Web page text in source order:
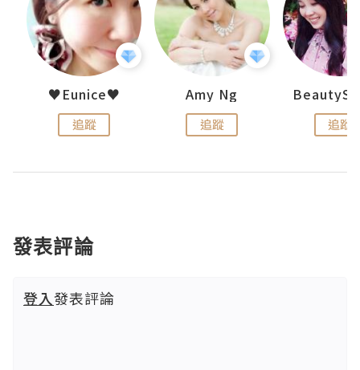
♥Eunice♥
追蹤
Amy Ng
追蹤 追蹤
發表評論
登入發表評論